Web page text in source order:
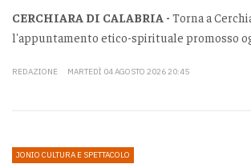
CERCHIARA DI CALABRIA - Torna a
l'appuntamento etico-spirituale promosso
REDAZIONE MARTEDÌ 04 AGOSTO 2026 20:45
JONIO CULTURA E SPETTACOLO